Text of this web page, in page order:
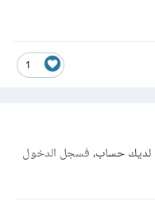
1
لديك حساب،فسجل الدخول